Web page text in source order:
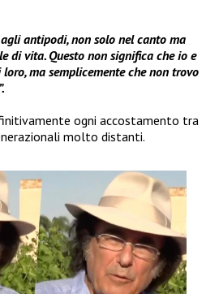
agli antipodi, non solo nel canto ma
di vita. Questo non significa che io e
ma semplicemente che non trovo
ogni accostamento tra
molto distanti.